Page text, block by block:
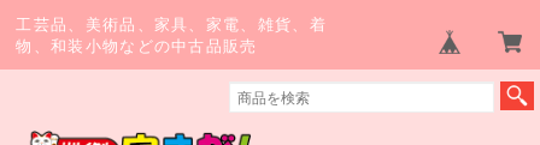
工芸品、美術品、家具、家電、雑貨、着
物、和装小物などの中古品販売